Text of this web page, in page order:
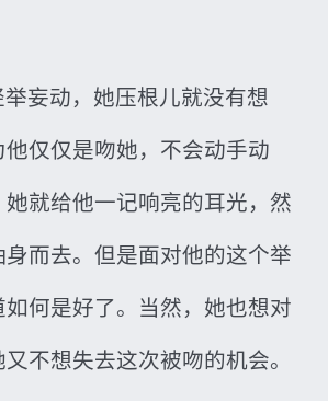
妄动，她压根儿就没有想
他仅仅是吻她，不会动手动
就给他一记响亮的耳光，然
而去。但是面对他的这个举
何是好了。当然，她也想对
不想失去这次被吻的机会。